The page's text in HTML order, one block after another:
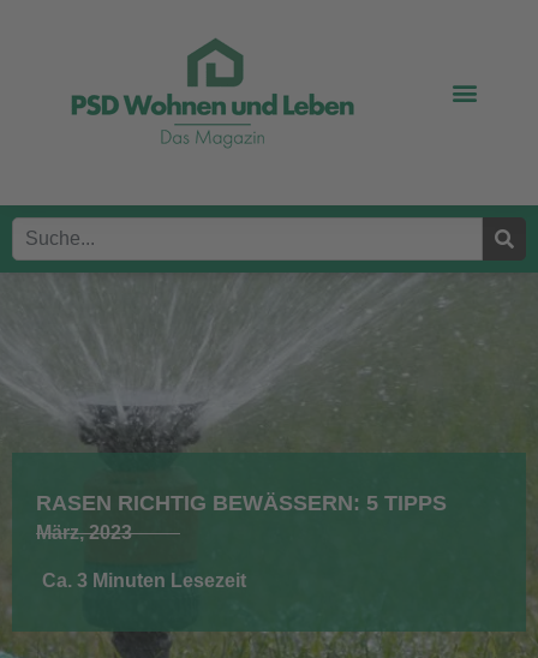
RASEN RICHTIG BEWÄSSERN: 5 TIPPS
März, 2023
Ca. 3 Minuten Lesezeit